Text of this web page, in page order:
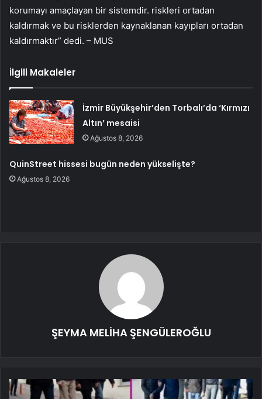
korumayı amaçlayan bir sistemdir. riskleri ortadan
kaldırmak ve bu risklerden kaynaklanan kayıpları ortadan
kaldırmaktır” dedi. – MUS
İlgili Makaleler
İzmir Büyükşehir’den Torbalı’da ‘Kırmızı
Altın’ mesaisi
Ağustos 8, 2026
QuinStreet hissesi bugün neden yükselişte?
Ağustos 8, 2026
ŞEYMA MELİHA ŞENGÜLEROĞLU